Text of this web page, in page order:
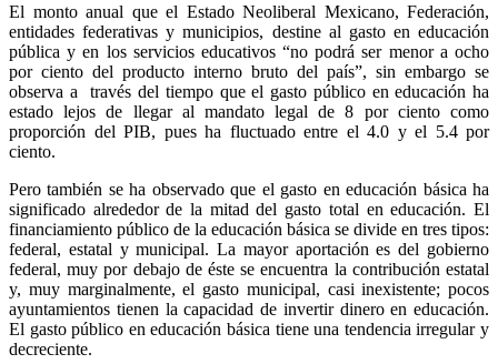
El monto anual que el Estado Neoliberal Mexicano, Federación,
entidades federativas y municipios, destine al gasto en educación
pública y en los servicios educativos “no podrá ser menor a ocho
por ciento del producto interno bruto del país”, sin embargo se
observa a través del tiempo que el gasto público en educación ha
estado lejos de llegar al mandato legal de 8 por ciento como
proporción del PIB, pues ha fluctuado entre el 4.0 y el 5.4 por
ciento.
Pero también se ha observado que el gasto en educación básica ha
significado alrededor de la mitad del gasto total en educación. El
financiamiento público de la educación básica se divide en tres tipos:
federal, estatal y municipal. La mayor aportación es del gobierno
federal, muy por debajo de éste se encuentra la contribución estatal
y, muy marginalmente, el gasto municipal, casi inexistente; pocos
ayuntamientos tienen la capacidad de invertir dinero en educación.
El gasto público en educación básica tiene una tendencia irregular y
decreciente.